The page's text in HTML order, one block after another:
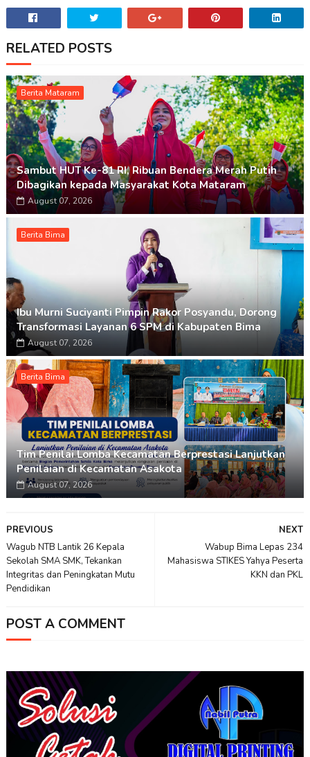
RELATED POSTS
Berita Mataram
Sambut HUT Ke-81 RI, Ribuan Bendera Merah Putih
Dibagikan kepada Masyarakat Kota Mataram
August 07, 2026
Berita Bima
Ibu Murni Suciyanti Pimpin Rakor Posyandu, Dorong
Transformasi Layanan 6 SPM di Kabupaten Bima
August 07, 2026
Berita Bima
Tim Penilai Lomba Kecamatan Berprestasi Lanjutkan
Penilaian di Kecamatan Asakota
August 07, 2026
NEXT
Wabup Bima Lepas 234
Mahasiswa STIKES Yahya Peserta
KKN dan PKL
PREVIOUS
Wagub NTB Lantik 26 Kepala
Sekolah SMA SMK, Tekankan
Integritas dan Peningkatan Mutu
Pendidikan
POST A COMMENT